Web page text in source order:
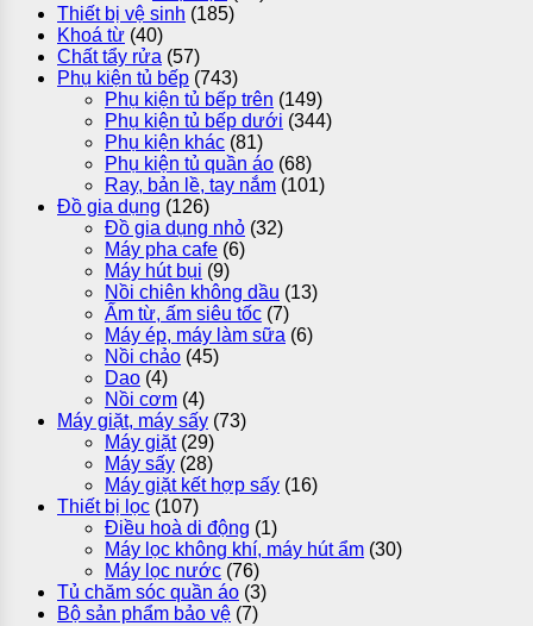
Thiết bị vệ sinh (185)
Khoá từ (40)
Chất tẩy rửa (57)
Phụ kiện tủ bếp (743)
Phụ kiện tủ bếp trên (149)
Phụ kiện tủ bếp dưới (344)
Phụ kiện khác (81)
Phụ kiện tủ quần áo (68)
Ray, bản lề, tay nắm (101)
Đồ gia dụng (126)
Đồ gia dụng nhỏ (32)
Máy pha cafe (6)
Máy hút bụi (9)
Nồi chiên không dầu (13)
Ấm từ, ấm siêu tốc (7)
Máy ép, máy làm sữa (6)
Nồi chảo (45)
Dao (4)
Nồi cơm (4)
Máy giặt, máy sấy (73)
Máy giặt (29)
Máy sấy (28)
Máy giặt kết hợp sấy (16)
Thiết bị lọc (107)
Điều hoà di động (1)
Máy lọc không khí, máy hút ẩm (30)
Máy lọc nước (76)
Tủ chăm sóc quần áo (3)
Bộ sản phẩm bảo vệ (7)